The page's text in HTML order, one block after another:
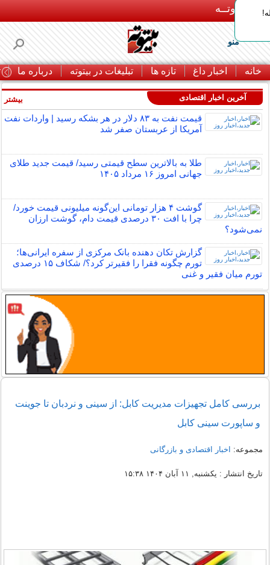
بـیتوتــه
منو
خانه اخبار داغ تازه ها تبلیغات در بیتوته درباره ما
آخرین اخبار اقتصادی
قیمت نفت به ۸۳ دلار در هر بشکه رسید | واردات نفت
آمریکا از عربستان صفر شد
طلا به بالاترین سطح قیمتی رسید/ قیمت جدید طلای
جهانی امروز ۱۶ مرداد ۱۴۰۵
گوشت ۴ هزار تومانی این‌گونه میلیونی قیمت خورد/
چرا با افت ۳۰ درصدی قیمت دام، گوشت ارزان
نمی‌شود؟
گزارش تکان‌ دهنده بانک مرکزی از سفره ایرانی‌ها؛
تورم چگونه فقرا را فقیرتر کرد؟/ شکاف ۱۵ درصدی
تورم میان فقیر و غنی
بیشتر
بررسی کامل تجهیزات مدیریت کابل: از سینی و نردبان تا جوینت
و ساپورت سینی کابل
مجموعه: اخبار اقتصادی و بازرگانی
تاریخ انتشار : یکشنبه, ۱۱ آبان ۱۴۰۴ ۱۵:۳۸